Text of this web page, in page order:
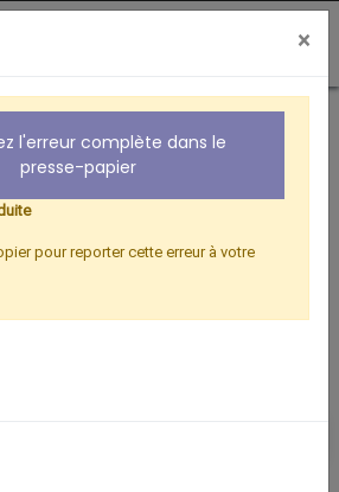
0
GUIRLANDE EXTERIEURE 1M
×
l'erreur complète dans le
presse-papier
pour reporter cette erreur à votre